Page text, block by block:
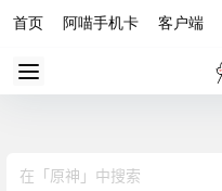
首页 阿喵手机卡 客户端